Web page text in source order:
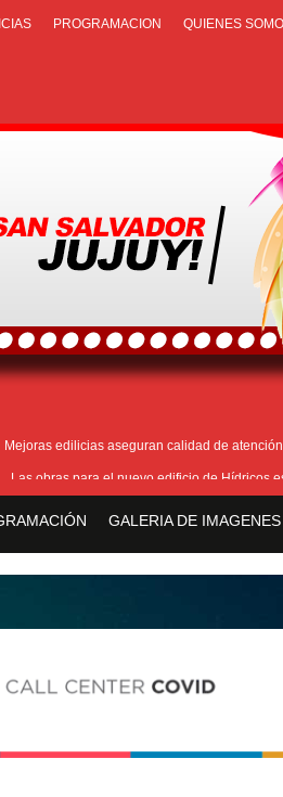
PROGRAMACION QUIENES
Mejoras edilicias aseguran calidad de
Las obras para el nuevo edificio de Hídricos
se despliega en Alto Comedero con
y arte: el Cabildo ofrece una jornada gratuita
GALERIA DE IMAGENES